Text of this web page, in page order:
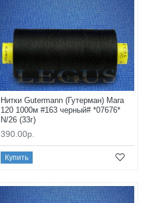
Нитки Gutermann (Гутерман) Mara
120 1000м #163 черный# *07676*
N/26 (33г)
390.00р.
Купить